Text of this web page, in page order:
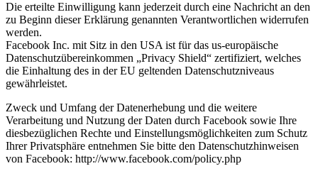
Die erteilte Einwilligung kann jederzeit durch eine Nachricht an den
zu Beginn dieser Erklärung genannten Verantwortlichen widerrufen
werden.
Facebook Inc. mit Sitz in den USA ist für das us-europäische
Datenschutzübereinkommen „Privacy Shield“ zertifiziert, welches
die Einhaltung des in der EU geltenden Datenschutzniveaus
gewährleistet.
Zweck und Umfang der Datenerhebung und die weitere
Verarbeitung und Nutzung der Daten durch Facebook sowie Ihre
diesbezüglichen Rechte und Einstellungsmöglichkeiten zum Schutz
Ihrer Privatsphäre entnehmen Sie bitte den Datenschutzhinweisen
von Facebook: http://www.facebook.com/policy.php